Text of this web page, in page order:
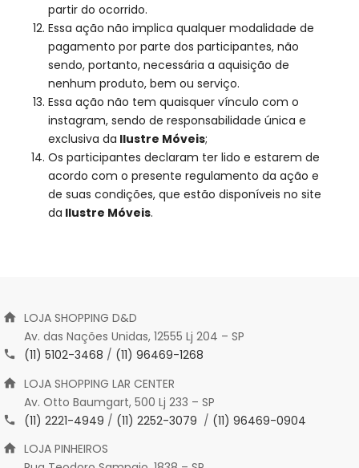
partir do ocorrido.
Essa ação não implica qualquer modalidade de
pagamento por parte dos participantes, não
sendo, portanto, necessária a aquisição de
nenhum produto, bem ou serviço.
Essa ação não tem quaisquer vínculo com o
instagram, sendo de responsabilidade única e
exclusiva da Ilustre Móveis;
Os participantes declaram ter lido e estarem de
acordo com o presente regulamento da ação e
de suas condições, que estão disponíveis no site
da Ilustre Móveis.
LOJA SHOPPING D&D
Av. das Nações Unidas, 12555 Lj 204 – SP
(11) 5102-3468 / (11) 96469-1268
LOJA SHOPPING LAR CENTER
Av. Otto Baumgart, 500 Lj 233 – SP
(11) 2221-4949 / (11) 2252-3079 / (11) 96469-0904
LOJA PINHEIROS